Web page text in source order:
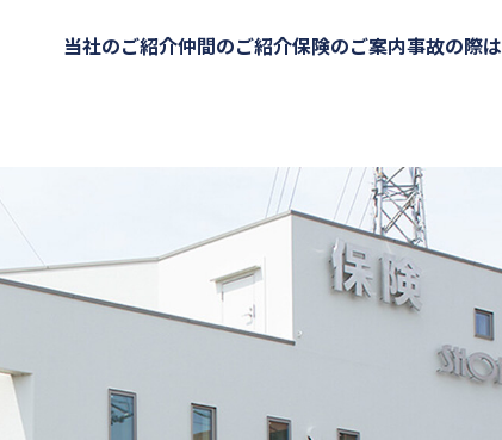
当社のご紹介仲間のご紹介保険のご案内事故の際は